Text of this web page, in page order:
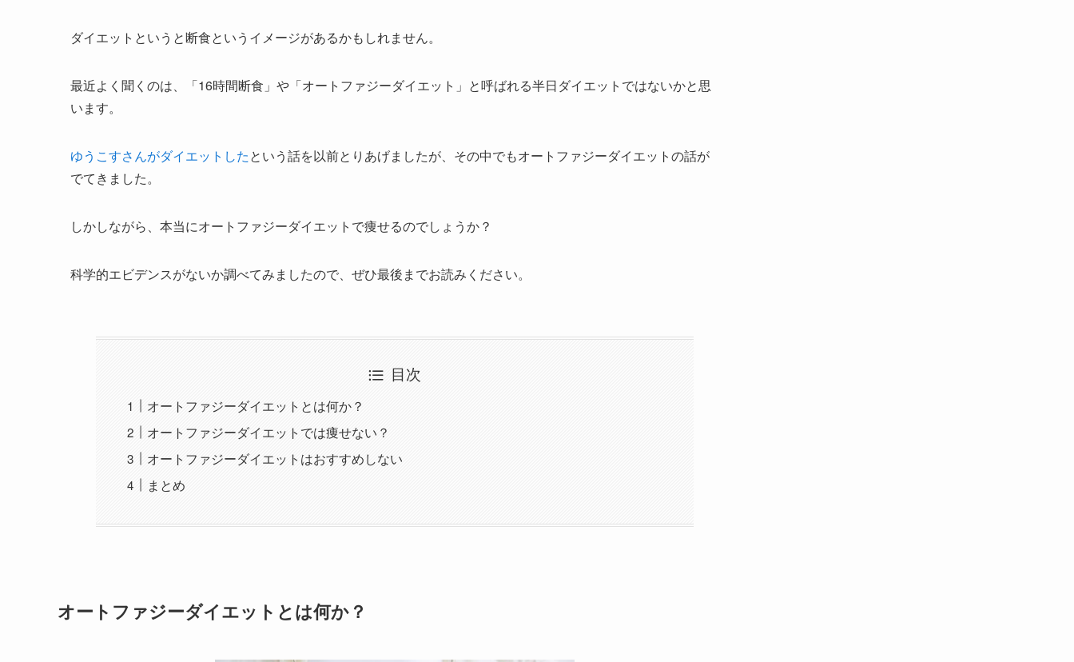
ダイエットというと断食というイメージがあるかもしれません。
最近よく聞くのは、「16時間断食」や「オートファジーダイエット」と呼ばれる半日ダイエットではないかと思
います。
ゆうこすさんがダイエットしたという話を以前とりあげましたが、その中でもオートファジーダイエットの話が
でてきました。
しかしながら、本当にオートファジーダイエットで痩せるのでしょうか？
科学的エビデンスがないか調べてみましたので、ぜひ最後までお読みください。
目次
オートファジーダイエットとは何か？
オートファジーダイエットでは痩せない？
オートファジーダイエットはおすすめしない
まとめ
オートファジーダイエットとは何か？